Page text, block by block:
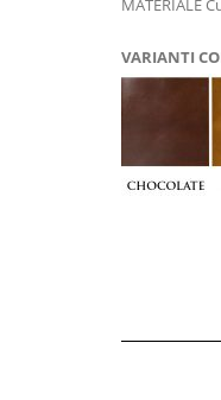
MATERIALE
VARIANTI